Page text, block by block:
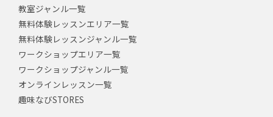
教室ジャンル一覧
無料体験レッスンエリア一覧
無料体験レッスンジャンル一覧
ワークショップエリア一覧
ワークショップジャンル一覧
オンラインレッスン一覧
趣味なびSTORES